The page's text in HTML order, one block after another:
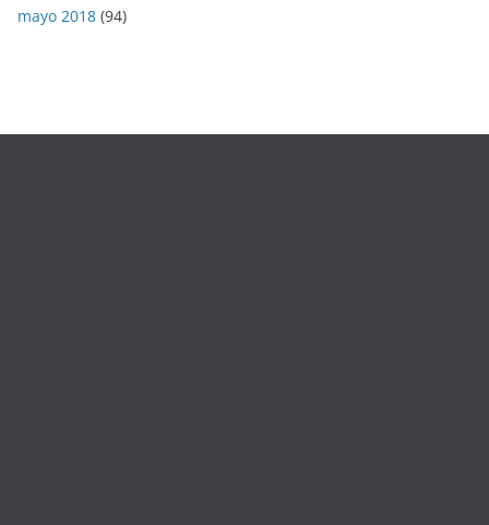
mayo 2018 (94)